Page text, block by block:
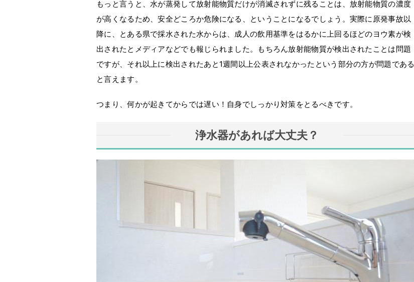
もっと言うと、水が蒸発して放射能物質だけが消滅されずに残ることは、放射能物質の濃度
が高くなるため、安全どころか危険になる、ということになるでしょう。実際に原発事故以
降に、とある県で採水された水からは、成人の飲用基準をはるかに上回るほどのヨウ素が検
出されたとメディアなどでも報じられました。もちろん放射能物質が検出されたことは問題
ですが、それ以上に検出されたあと1週間以上公表されなかったという部分の方が問題である
と言えます。
つまり、何かが起きてからでは遅い！自身でしっかり対策をとるべきです。
浄水器があれば大丈夫？